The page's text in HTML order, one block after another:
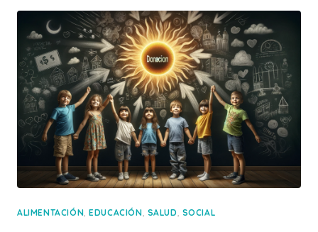
ALIMENTACIÓN,EDUCACIÓN, SALUD, SOCIAL